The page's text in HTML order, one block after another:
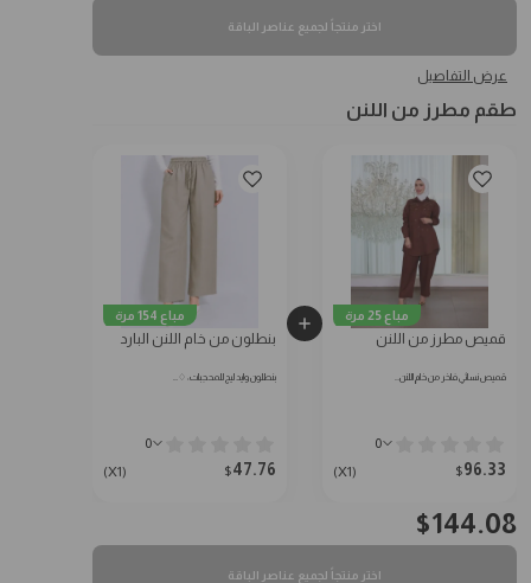
اختر منتجاً لجميع عناصر الباقة
عرض التفاصيل
طقم مطرز من اللنن
مباع 25 مرة
قميص مطرز من اللنن
قميص نسائي فاخر من خام اللنن…
0
96.33
$
(X1)
مباع 154 مرة
بنطلون من خام اللنن البارد
بنطلون وايد ليج للمحجبات: ♢…
0
47.76
$
(X1)
144.08
$
اختر منتجاً لجميع عناصر الباقة